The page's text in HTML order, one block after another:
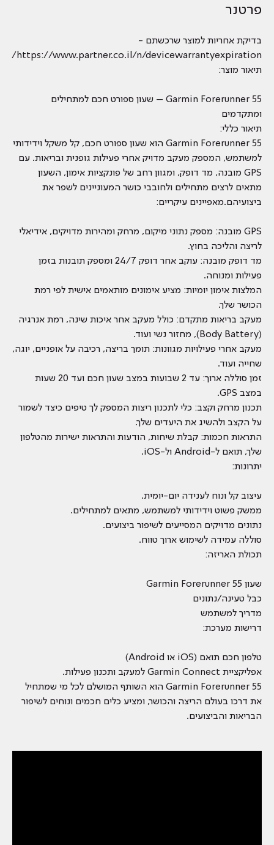
פרטנר
בדיקת אחריות למוצר שרכשתם -
https://www.partner.co.il/n/devicewarrantyexpiration/
תיאור מוצר:
Garmin Forerunner 55 – שעון ספורט חכם למתחילים
ומתקדמים
תיאור כללי:
Garmin Forerunner 55 הוא שעון ספורט חכם, קל משקל וידידותי
למשתמש, המספק מעקב מדויק אחרי פעילות גופנית ובריאות. עם
GPS מובנה, מד דופק, ומגוון רחב של פונקציות אימון, השעון
מתאים לרצים מתחילים ולחובבי כושר המעוניינים לשפר את
ביצועיהם.מאפיינים עיקריים:
GPS מובנה: מספק נתוני מיקום, מרחק ומהירות מדויקים, אידיאלי
לריצה והליכה בחוץ.
מד דופק מובנה: עוקב אחר דופק 24/7 ומספק תובנות בזמן
פעילות ומנוחה.
המלצות אימון יומיות: מציע אימונים מותאמים אישית לפי רמת
הכושר שלך.
מעקב בריאות מתקדם: כולל מעקב אחר איכות שינה, רמת אנרגיה
(Body Battery), מחזור נשי ועוד.
מעקב אחרי פעילויות מגוונות: תומך בריצה, רכיבה על אופניים, יוגה,
שחייה ועוד.
זמן סוללה ארוך: עד 2 שבועות במצב שעון חכם ועד 20 שעות
במצב GPS.
תכנון מרחק וקצב: כלי לתכנון ריצות המספק לך טיפים כיצד לשמור
על הקצב ולהשיג את היעדים שלך.
התראות חכמות: קבלת שיחות, הודעות והתראות ישירות מהטלפון
שלך, תואם ל-Android ול-iOS.
יתרונות:
עיצוב קל ונוח לענידה יום-יומית.
ממשק פשוט וידידותי למשתמש, מתאים למתחילים.
נתונים מדויקים המסייעים לשיפור ביצועים.
סוללה עמידה לשימוש ארוך טווח.
תכולת האריזה:
שעון Garmin Forerunner 55
כבל טעינה/נתונים
מדריך למשתמש
דרישות מערכת:
טלפון חכם תואם (iOS או Android)
אפליקציית Garmin Connect למעקב ותכנון פעילות.
Garmin Forerunner 55 הוא השותף המושלם לכל מי שמתחיל
את דרכו בעולם הריצה והכושר, ומציע כלים חכמים ונוחים לשיפור
הבריאות והביצועים.